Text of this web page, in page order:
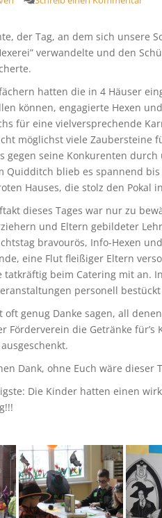
der Tag, an dem sich unsere
verwandelte und den
hatten die in 4 Häuser
können, engagierte Hexen
für eine vielversprechende
möglichst viele Zaubersteine
gegen seine Konkurenten
Quidditch blieb es spannend
Hauses, die stolz den Pokal
dieses Tages war nur zu
und Eltern gebildeter
bravourös, Info-Hexen
eine Flut fleißiger Eltern
tatkräftig beim Catering mit an.
personell
oft genug Danke sagen, all
Förderverein die Getränke
Dank, ohne Euch wäre dieser
Die Kinder hatten einen